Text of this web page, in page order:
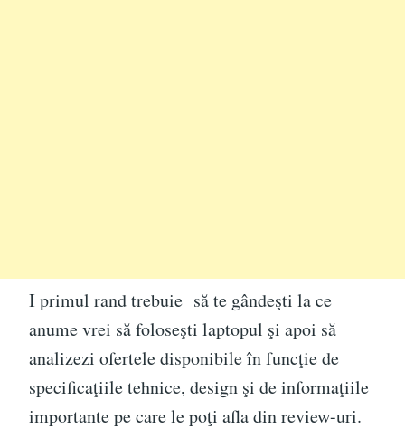
I primul rand trebuie să te gândeşti la ce
anume vrei să foloseşti laptopul şi apoi să
analizezi ofertele disponibile în funcţie de
specificaţiile tehnice, design şi de informaţiile
importante pe care le poţi afla din review-uri.